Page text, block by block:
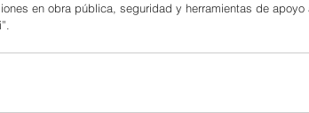
en obra pública, seguridad y herramientas de apoyo